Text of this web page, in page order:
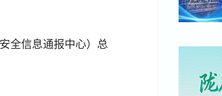
全信息通报中心）总